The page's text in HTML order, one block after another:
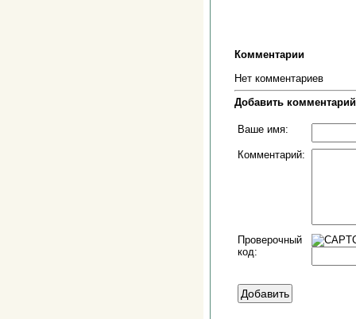
Комментарии
Нет комментариев
Добавить комментарий
Ваше имя:
Комментарий:
Проверочный
код: